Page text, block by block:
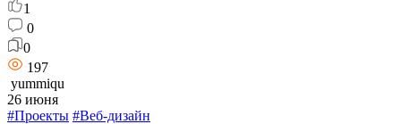
1
0
0
197
yummiqu
26 июня
#Проекты #Веб-дизайн